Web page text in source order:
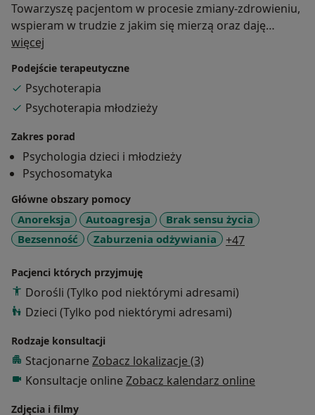
Towarzyszę pacjentom w procesie zmiany-zdrowieniu,
wspieram w trudzie z jakim się mierzą oraz daję
akceptację która pomaga przejść przez proces terapii.
Wierzę w psychoterapię bo sama jej doświadczyłam.
Specjalizuję się w psychoterapii młodzieży i dorosłych i
par. W swojej pracy korzystam z nurtu terapii
doświadczeniowej łącząc je w taki sposób by metoda
pracy była możliwie najskuteczniejsza. Ukończyłam
kurs terapii behawioralno-poznawczej w Centrum CBT.
Jestem pedagogiem, psychoterapeutką w trakcie 4
letniego szkolenia w Instytucie Integralnej
Psychoterapii Gestalt w Krakowie akredytowanym
przez Polskie Towarzystwo Psychologiczne.
Rozwiązaniach pierwszego stopnia w Centrum Terapii
Skoncentrowanej na Rozwiązaniach . Jestem
absolwentką studiów podyplomowych Psychologia
Warszawskim. Obecnie odbywam szkolenie z
Psychoterapii Par w ujęciu Gestalt.
Doświadczenie zawodowe zdobywałam w Ośrodku
więcej
Podejście terapeutyczne
Psychoterapia
Psychoterapia młodzieży
Zakres porad
Psychologia dzieci i młodzieży
Psychosomatyka
Główne obszary pomocy
Anoreksja Autoagresja
Brak sensu życia
Bezsenność
Zaburzenia odżywiania +47
Pacjenci których przyjmuję
Dorośli (Tylko pod niektórymi adresami)
Dzieci (Tylko pod niektórymi adresami)
Rodzaje konsultacji
Stacjonarne Zobacz lokalizacje (3)
Konsultacje online Zobacz kalendarz online
Zdjęcia i filmy